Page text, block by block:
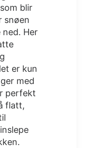
blir
snøen
ned. Her
er kun
med
perfekt
flatt,